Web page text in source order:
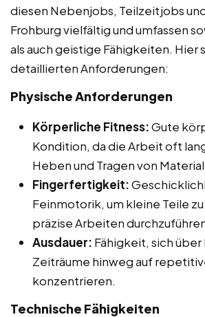
diesen Nebenjobs, Teilzeitjobs
Frohburg vielfältig und umfassen
als auch geistige Fähigkeiten. Hier
detaillierten Anforderungen:
Physische Anforderungen
Körperliche Fitness:Gute
Kondition, da die Arbeit oft
Heben und Tragen von
Fingerfertigkeit:
Feinmotorik, um kleine Teile
präzise Arbeiten
Ausdauer: Fähigkeit, sich über
Zeiträume hinweg auf
konzentrieren.
Technische Fähigkeiten